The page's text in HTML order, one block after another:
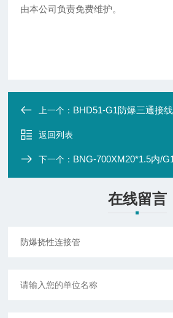
由本公司负责免费维护。
上一个： BHD51-G1防爆三通接
返回列表
下一个： BNG-700XM20*1.5内/G1/
在线留言